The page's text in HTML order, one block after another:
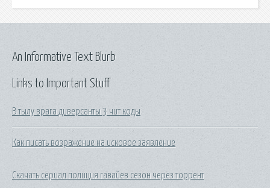
Links to Important Stuff
В тылу врага диверсанты 3 чит коды
Как писать возражение на исковое заявление
Скачать сериал полиция гавайев сезон через торрент
An Informative Text Blurb